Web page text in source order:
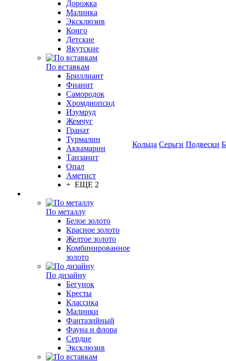
Дорожка
Малинка
Эксклюзив
Конго
Детские
Якутские
По вставкам
Бриллиант
Фианит
Самородок
Хромдиопсид
Изумруд
Жемчуг
Гранат
Турмалин
Аквамарин
Танзанит
Опал
Аметист
+ ЕЩЕ 2
По металлу
Белое золото
Красное золото
Желтое золото
Комбинированное
золото
По дизайну
Бегунок
Кресты
Классика
Малинки
Фантазийный
Фауна и флора
Сердце
Эксклюзив
Кольца Серьги Подвески